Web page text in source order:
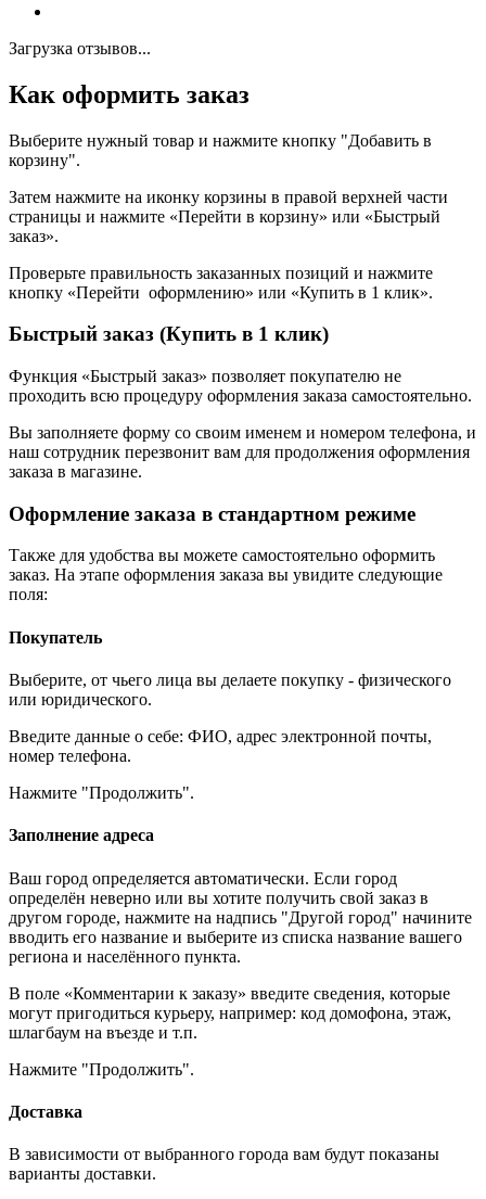
Загрузка отзывов...
Как оформить заказ
Выберите нужный товар и нажмите кнопку "Добавить в
корзину".
Затем нажмите на иконку корзины в правой верхней части
страницы и нажмите «Перейти в корзину» или «Быстрый
заказ».
Проверьте правильность заказанных позиций и нажмите
кнопку «Перейти оформлению» или «Купить в 1 клик».
Быстрый заказ (Купить в 1 клик)
Функция «Быстрый заказ» позволяет покупателю не
проходить всю процедуру оформления заказа самостоятельно.
Вы заполняете форму со своим именем и номером телефона, и
наш сотрудник перезвонит вам для продолжения оформления
заказа в магазине.
Оформление заказа в стандартном режиме
Также для удобства вы можете самостоятельно оформить
заказ. На этапе оформления заказа вы увидите следующие
поля:
Покупатель
Выберите, от чьего лица вы делаете покупку - физического
или юридического.
Введите данные о себе: ФИО, адрес электронной почты,
номер телефона.
Нажмите "Продолжить".
Заполнение адреса
Ваш город определяется автоматически. Если город
определён неверно или вы хотите получить свой заказ в
другом городе, нажмите на надпись "Другой город" начините
вводить его название и выберите из списка название вашего
региона и населённого пункта.
В поле «Комментарии к заказу» введите сведения, которые
могут пригодиться курьеру, например: код домофона, этаж,
шлагбаум на въезде и т.п.
Нажмите "Продолжить".
Доставка
В зависимости от выбранного города вам будут показаны
варианты доставки.